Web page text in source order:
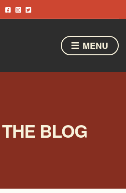
MENU
BLOG